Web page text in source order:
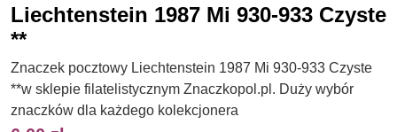
Liechtenstein 1987 Mi 930-933 Czyste
**
Znaczek pocztowy Liechtenstein 1987 Mi 930-933 Czyste
**w sklepie filatelistycznym Znaczkopol.pl. Duży wybór
znaczków dla każdego kolekcjonera